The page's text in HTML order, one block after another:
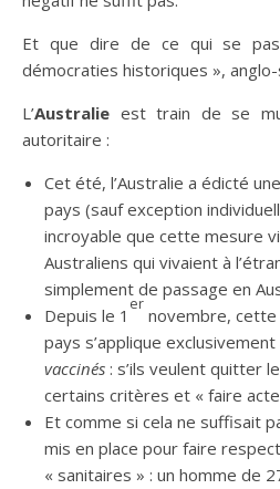
Et que dire de ce qui se
démocraties historiques », anglo-
L’Australie est train de se
autoritaire :
Cet été, l’Australie a édicté
pays (sauf exception
incroyable que cette mesure
Australiens qui vivaient à
simplement de passage en
Depuis le 1
er
novembre,
pays s’applique
vaccinés : s’ils veulent quitter
certains critères et « faire
Et comme si cela ne suffisait
mis en place pour faire
« sanitaires » : un homme de